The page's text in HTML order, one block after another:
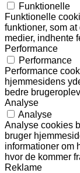
Funktionelle
Funktionelle
funktioner, som
medier, indhente
Performance
Performance
Performance
hjemmesidens
bedre
Analyse
Analyse
Analyse cookies
bruger
informationer om
hvor de kommer
Reklame